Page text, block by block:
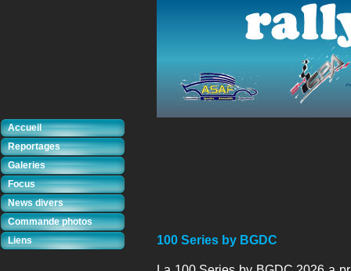
Accueil
Reportages
Galeries
Focus
News divers
Commande photos
Liens
100 Series by BGDC